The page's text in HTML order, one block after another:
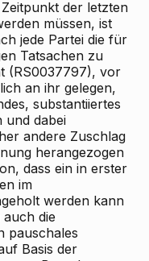
der letzten
müssen, ist
jede Partei die für
Tatsachen zu
(RS0037797), vor
an ihr gelegen,
substantiiertes
und dabei
andere Zuschlag
herangezogen
dass ein in erster
im
werden kann
die
pauschales
Basis der